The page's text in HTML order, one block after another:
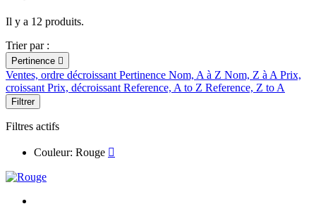
Il y a 12 produits.
Trier par :
Pertinence 
Ventes, ordre décroissant Pertinence Nom, A à Z Nom, Z à A Prix,
croissant Prix, décroissant Reference, A to Z Reference, Z to A
Filtrer
Filtres actifs
Couleur: Rouge 